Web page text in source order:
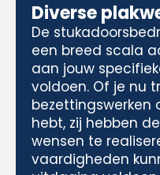
Diverse
De
een breed scala
aan jouw
voldoen. Of je nu
bezettingswerken
hebt, zij hebben
wensen te
vaardigheden